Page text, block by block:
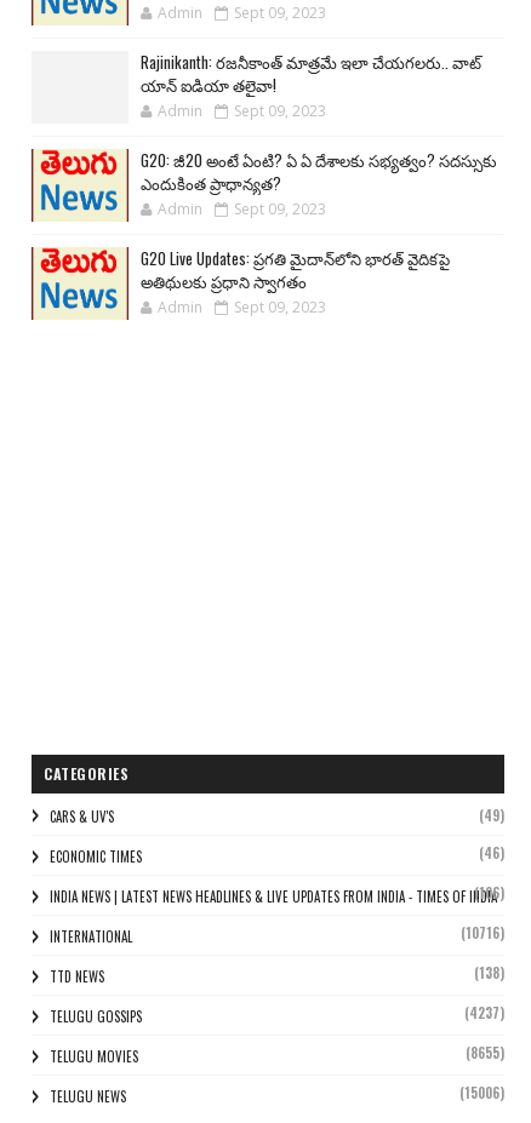
Admin Sept 09, 2023
Rajinikanth: రజనీకాంత్ మాత్రమే ఇలా చేయగలరు.. వాట్
యాన్ ఐడియా తలైవా!
Admin Sept 09, 2023
G20: జీ20 అంటే ఏంటి? ఏ ఏ దేశాలకు సభ్యత్వం? సదస్సుకు
ఎందుకింత ప్రాధాన్యత?
Admin Sept 09, 2023
G20 Live Updates: ప్రగతి మైదాన్‌లోని భారత్ వైదికపై
అతిథులకు ప్రధాని స్వాగతం
Admin Sept 09, 2023
CATEGORIES
CARS & UV'S (49)
ECONOMIC TIMES (46)
INDIA NEWS | LATEST NEWS HEADLINES & LIVE UPDATES FROM INDIA - TIMES OF INDIA
(106)
INTERNATIONAL (10716)
TTD NEWS (138)
TELUGU GOSSIPS (4237)
TELUGU MOVIES (8655)
TELUGU NEWS (15006)